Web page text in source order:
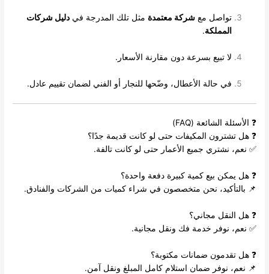
تواصل معشركة معتمدة مثل تلك المدرجة فيدليل شركات
المملكة.
لا تبيع بسرعة دون مقارنة الأسعار.
في حالة الأعطال، وضّحها للنجار أو الفني لضمان تقييم عادل.
❓ الأسئلة الشائعة (FAQ)
❓ هل تشترون المكيفات حتى لو كانت قديمة جدًا؟
✅ نعم، نشتري جميع الأعمار حتى لو كانت تالفة.
❓ هل يمكن بيع كمية كبيرة دفعة واحدة؟
📌 بالتأكيد، نحن متخصصون في شراء كميات من الشركات والفنادق.
❓ هل النقل مجاني؟
✅ نعم، نوفر خدمة فك ونقل مجانية.
❓ هل تقدمون ضمانات مكتوبة؟
📌 نعم، نوفر ضمان استلام كامل المبلغ ونقل آمن.